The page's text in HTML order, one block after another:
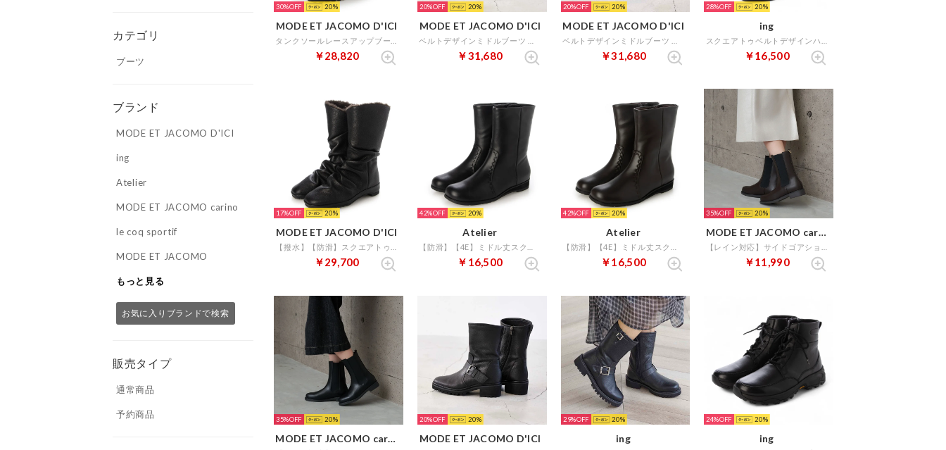
カテゴリ
ブーツ
ブランド
MODE ET JACOMO D'ICI
ing
Atelier
MODE ET JACOMO carino
le coq sportif
MODE ET JACOMO
もっと見る
お気に入りブランドで検索
販売タイプ
通常商品
予約商品
30% 20
MODE ET JACOMO D'ICI
￥28,820
20% 20
MODE ET JACOMO D'ICI
￥31,680
20% 20
MODE ET JACOMO D'ICI
￥31,680
28% 20
ing
￥16,500
17% 20
MODE ET JACOMO D'ICI
￥29,700
42% 20
Atelier
￥16,500
42% 20
Atelier
￥16,500
35% 20
MODE ET JACOMO carino
￥11,990
35% 20
MODE ET JACOMO carino
20% 20
MODE ET JACOMO D'ICI
29% 20
ing
24% 20
ing